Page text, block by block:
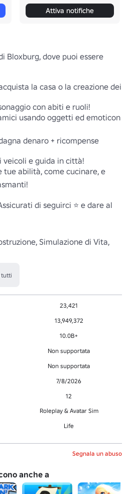
Attiva notifiche
Bloxburg, dove puoi essere
la casa o la creazione dei
con abiti e ruoli!
usando oggetti ed emoticon
denaro + ricompense
veicoli e guida in città!
abilità, come cucinare, e
di seguirci ⭐ e dare al
Simulazione di Vita,
tutti
23,421
13,949,372
10.0B+
Non supportata
Non supportata
7/8/2026
12
Roleplay & Avatar Sim
Life
Segnala un abuso
anche a